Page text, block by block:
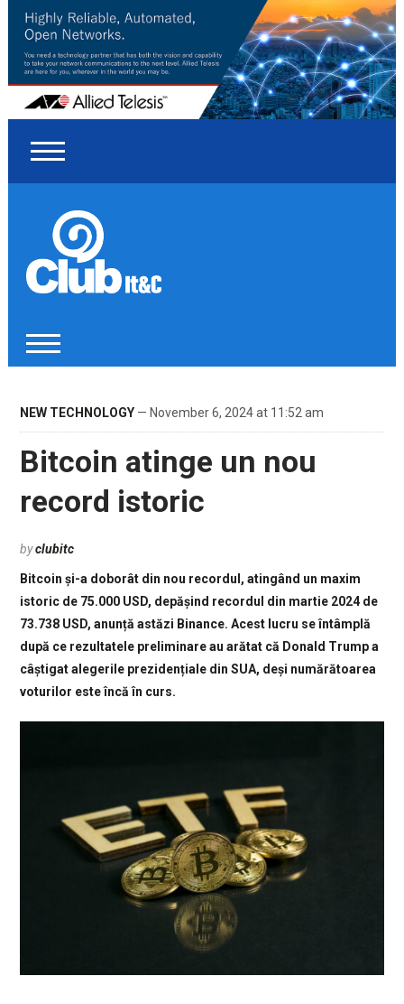
NEW TECHNOLOGY— November 6, 2024 at 11:52 am
Bitcoin atinge un nou
record istoric
byclubitc
Bitcoin și-a doborât din nou recordul, atingând un maxim
istoric de 75.000 USD, depășind recordul din martie 2024 de
73.738 USD, anunță astăzi Binance. Acest lucru se întâmplă
după ce rezultatele preliminare au arătat că Donald Trump a
câștigat alegerile prezidențiale din SUA, deși numărătoarea
voturilor este încă în curs.